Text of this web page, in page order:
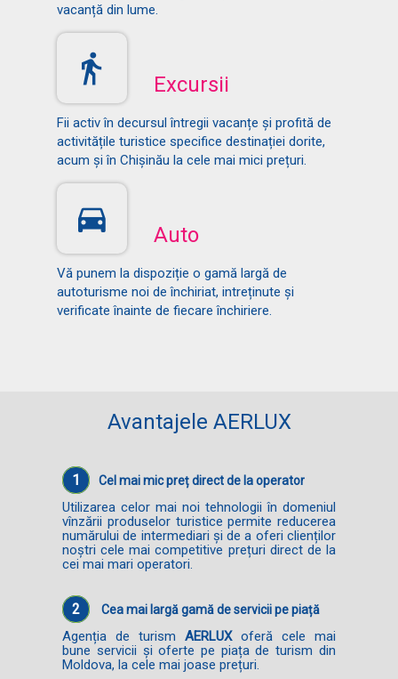
vacanță din lume.
Excursii
Fii activ în decursul întregii vacanțe și profită de
activitățile turistice specifice destinației dorite,
acum și în Chișinău la cele mai mici prețuri.
Auto
Vă punem la dispoziție o gamă largă de
autoturisme noi de închiriat, intreținute și
verificate înainte de fiecare închiriere.
Avantajele AERLUX
1 Cel mai mic preț direct de la operator
Utilizarea celor mai noi tehnologii în domeniul
vînzării produselor turistice permite reducerea
numărului de intermediari și de a oferi clienților
noștri cele mai competitive prețuri direct de la
cei mai mari operatori.
2 Cea mai largă gamă de servicii pe piață
Agenția de turism AERLUXoferă cele mai
bune servicii și oferte pe piața de turism din
Moldova, la cele mai joase prețuri.